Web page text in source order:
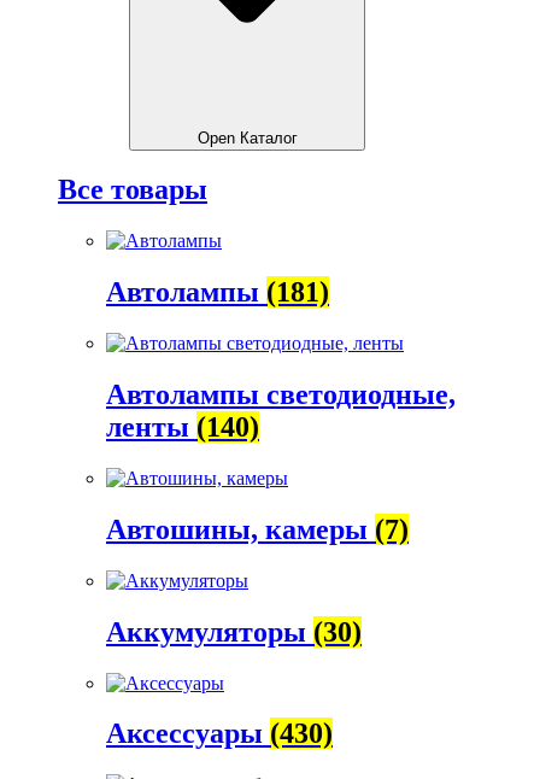
Open Каталог
Все товары
Автолампы (181)
Автолампы светодиодные,
ленты (140)
Автошины, камеры (7)
Аккумуляторы (30)
Аксессуары (430)